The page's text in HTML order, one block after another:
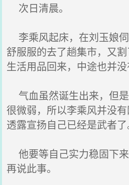
次日清晨。
李乘风起床，在刘玉娘
舒服服的去了趟集市，又
生活用品回来，中途也并没
气血虽然诞生出来，但
很微弱，所以李乘风并没
透露宣扬自己已经是武者了
他要等自己实力稳固下来
再说此事。